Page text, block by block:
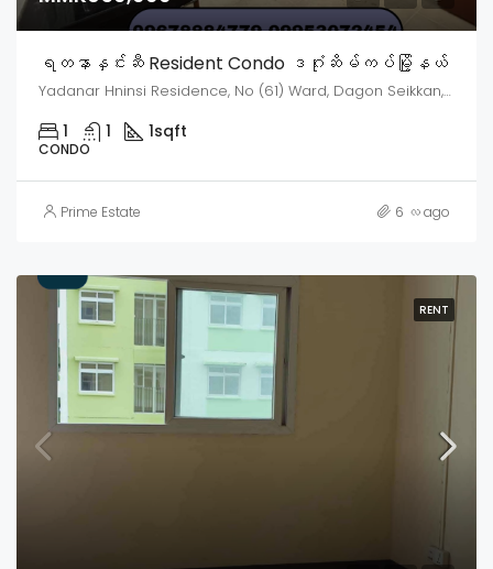
ရတနာနှင်းဆီ Resident Condo ဒဂုံးဆိမ်ကပ်မြို့နယ်
Yadanar Hninsi Residence, No (61) Ward, Dagon Seikkan, Dagon Myothit District, Yangon, Myanmar
1 1 1sqft
CONDO
Prime Estate 6 လ ago
RENT